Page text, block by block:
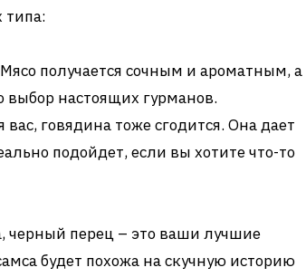
получается сочным и ароматным, а
выбор настоящих гурманов.
говядина тоже сгодится. Она дает
подойдет, если вы хотите что-то
черный перец – это ваши лучшие
будет похожа на скучную историю